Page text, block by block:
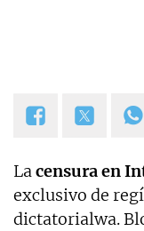
Lacensura en
exclusivo de
dictatorialwa.